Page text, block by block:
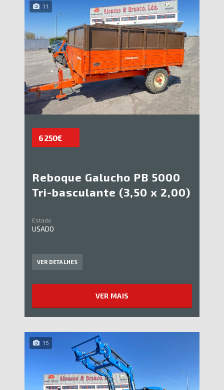
11
6 250€
Reboque Galucho PB 5000
Tri-basculante (3,50 x 2,00)
Estado
USADO
VER DETALHES
VER MAIS
15